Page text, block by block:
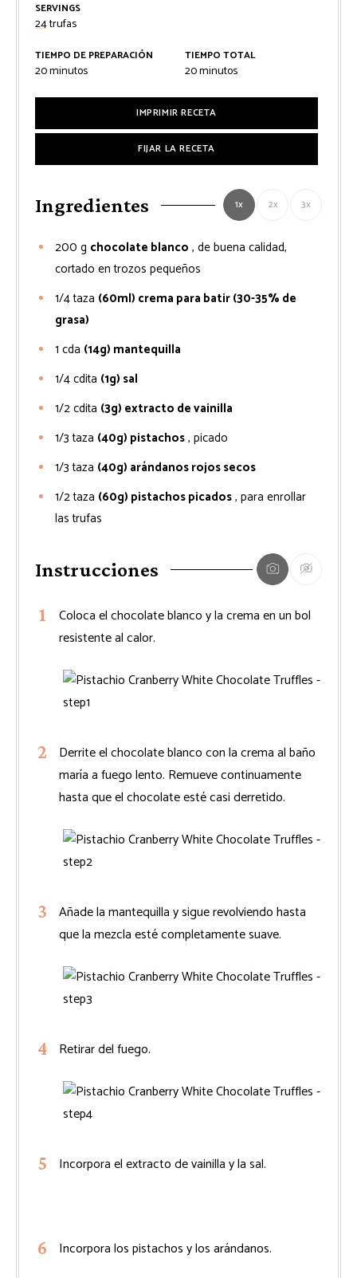
SERVINGS
24trufas
TIEMPO DE PREPARACIÓN
20minutos
minutos
TIEMPO TOTAL
20minutos
minutos
IMPRIMIR RECETA
FIJAR LA RECETA
Ingredientes 1x 2x 3x
200 g chocolate blanco , de buena calidad,
cortado en trozos pequeños
1/4taza (60ml) crema para batir (30-35% de
grasa)
1 cda (14g) mantequilla
1/4cdita (1g) sal
1/2cdita (3g) extracto de vainilla
1/3taza (40g) pistachos, picado
1/3taza (40g) arándanos rojos secos
1/2taza (60g) pistachos picados, para enrollar
las trufas
Instrucciones
Coloca el chocolate blanco y la crema en un bol
resistente al calor.
Derrite el chocolate blanco con la crema al baño
maría a fuego lento. Remueve continuamente
hasta que el chocolate esté casi derretido.
Añade la mantequilla y sigue revolviendo hasta
que la mezcla esté completamente suave.
Retirar del fuego.
Incorpora el extracto de vainilla y la sal.
Incorpora los pistachos y los arándanos.